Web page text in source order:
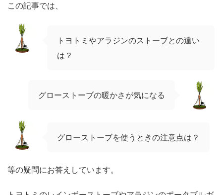
この記事では、
トヨトミやアラジンのストーブとの違い
は？
グローストーブの暖かさが気になる
グローストーブを使うときの注意点は？
等の疑問にお答えしています。